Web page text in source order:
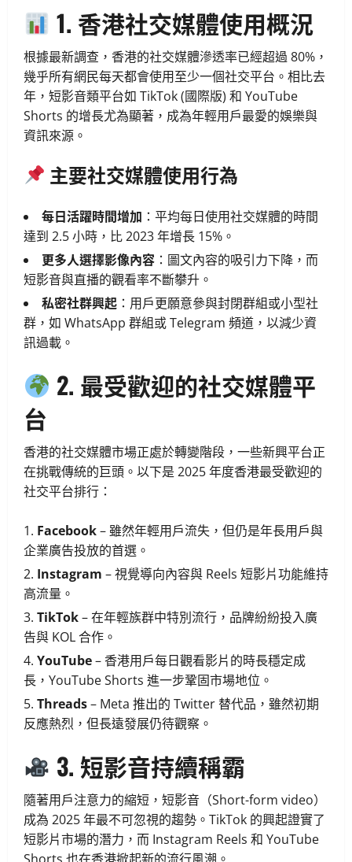
1. 香港社交媒體使用概況
根據最新調查，香港的社交媒體滲透率已經超過 80%，
幾乎所有網民每天都會使用至少一個社交平台。相比去
年，短影音類平台如 TikTok (國際版) 和 YouTube
Shorts 的增長尤為顯著，成為年輕用戶最愛的娛樂與
資訊來源。
主要社交媒體使用行為
每日活躍時間增加 ：平均每日使用社交媒體的時間
達到 2.5 小時，比 2023 年增長 15%。
更多人選擇影像內容 ：圖文內容的吸引力下降，而
短影音與直播的觀看率不斷攀升。
私密社群興起 ：用戶更願意參與封閉群組或小型社
群，如 WhatsApp 群組或 Telegram 頻道，以減少資
訊過載。
2. 最受歡迎的社交媒體平
台
香港的社交媒體市場正處於轉變階段，一些新興平台正
在挑戰傳統的巨頭。以下是 2025 年度香港最受歡迎的
社交平台排行：
Facebook– 雖然年輕用戶流失，但仍是年長用戶與
企業廣告投放的首選。
Instagram – 視覺導向內容與 Reels 短影片功能維持
高流量。
TikTok– 在年輕族群中特別流行，品牌紛紛投入廣
告與 KOL 合作。
YouTube– 香港用戶每日觀看影片的時長穩定成
長，YouTube Shorts 進一步鞏固市場地位。
Threads– Meta 推出的 Twitter 替代品，雖然初期
反應熱烈，但長遠發展仍待觀察。
3. 短影音持續稱霸
隨著用戶注意力的縮短，短影音（Short-form video）
成為 2025 年最不可忽視的趨勢。TikTok 的興起證實了
短影片市場的潛力，而 Instagram Reels 和 YouTube